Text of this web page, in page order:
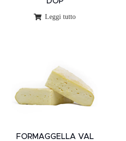
Leggi tutto
FORMAGGELLA VAL